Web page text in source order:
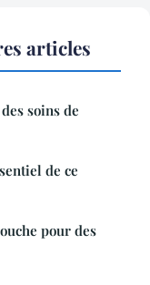
articles
soins de
de ce
pour des